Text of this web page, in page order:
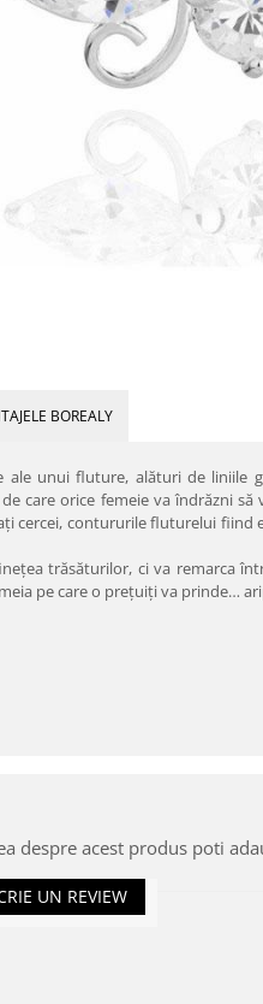
BOREALY
ale unui fluture, alături de liniile
care orice femeie va îndrăzni
cercei, contururile fluturelui fiind
trăsăturilor, ci va remarca
pe care o preţuiţi va prinde…
despre acest produs poti
UN REVIEW